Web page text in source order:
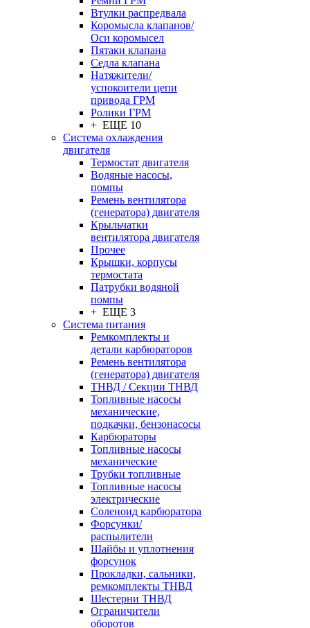
Втулки распредвала
Коромысла клапанов/
Оси коромысел
Пятаки клапана
Седла клапана
Натяжители/
успокоители цепи
привода ГРМ
Ролики ГРМ
+ ЕЩЕ 10
Система охлаждения
двигателя
Термостат двигателя
Водяные насосы,
помпы
Ремень вентилятора
(генератора) двигателя
Крыльчатки
вентилятора двигателя
Прочее
Крышки, корпусы
термостата
Патрубки водяной
помпы
+ ЕЩЕ 3
Система питания
Ремкомплекты и
детали карбюраторов
Ремень вентилятора
(генератора) двигателя
ТНВД / Секции ТНВД
Топливные насосы
механические,
подкачки, бензонасосы
Карбюраторы
Топливные насосы
механические
Трубки топливные
Топливные насосы
электрические
Соленоид карбюратора
Форсунки/
распылители
Шайбы и уплотнения
форсунок
Прокладки, сальники,
ремкомплекты ТНВД
Шестерни ТНВД
Ограничители
оборотов